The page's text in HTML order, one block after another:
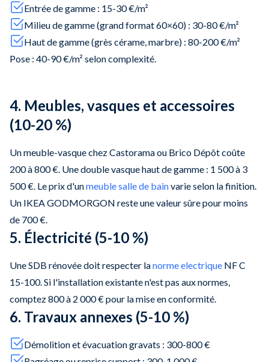
Entrée de gamme : 15-30 €/m²
Milieu de gamme (grand format 60×60) : 30-80 €/m²
Haut de gamme (grès cérame, marbre) : 80-200 €/m²
Pose : 40-90 €/m² selon complexité.
4. Meubles, vasques et accessoires
(10-20 %)
Un meuble-vasque chez Castorama ou Brico Dépôt coûte
200 à 800 €. Une double vasque haut de gamme : 1 500 à 3
500 €. Le prix d'unmeuble salle de bainvarie selon la finition.
Un IKEA GODMORGON reste une valeur sûre pour moins
de 700 €.
5. Électricité (5-10 %)
Une SDB rénovée doit respecter lanorme electrique NF C
15-100. Si l'installation existante n'est pas aux normes,
comptez 800 à 2 000 € pour la mise en conformité.
6. Travaux annexes (5-10 %)
Démolition et évacuation gravats : 300-800 €